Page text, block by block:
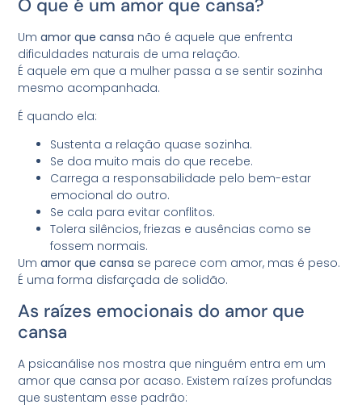
O que é um amor que cansa?
Umamor que cansa não é aquele que enfrenta
dificuldades naturais de uma relação.
É aquele em que a mulher passa a se sentir sozinha
mesmo acompanhada.
É quando ela:
Sustenta a relação quase sozinha.
Se doa muito mais do que recebe.
Carrega a responsabilidade pelo bem-estar
emocional do outro.
Se cala para evitar conflitos.
Tolera silêncios, friezas e ausências como se
fossem normais.
Umamor que cansa se parece com amor, mas é peso.
É uma forma disfarçada de solidão.
As raízes emocionais do amor que
cansa
A psicanálise nos mostra que ninguém entra em um
amor que cansa por acaso. Existem raízes profundas
que sustentam esse padrão: